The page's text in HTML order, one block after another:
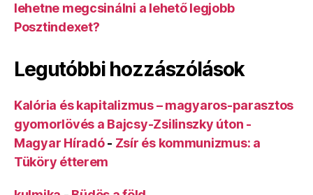
lehetne megcsinálni a lehető legjobb
Posztindexet?
Legutóbbi hozzászólások
Kalória és kapitalizmus – magyaros-parasztos
gyomorlövés a Bajcsy-Zsilinszky úton -
Magyar Híradó- Zsír és kommunizmus: a
Tüköry étterem